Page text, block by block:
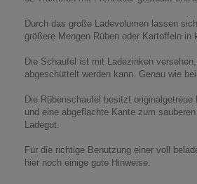
Durch das große Ladevolumen lassen
größere Mengen Rüben oder Kartoffeln in
Die Schaufel ist mit Ladezinken
abgeschüttelt werden kann. Genau wie
Die Rübenschaufel besitzt originalgetreue
und eine abgeflachte Kante zum
Ladegut.
Für die richtige Benutzung einer voll
hier noch einige gute Hinweise.